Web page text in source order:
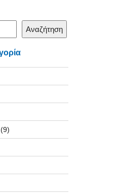
Αναζήτηση
(9)